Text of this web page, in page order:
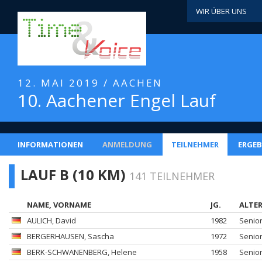
WIR ÜBER UNS
12. MAI 2019 / AACHEN
10. Aachener Engel Lauf
INFORMATIONEN ANMELDUNG TEILNEHMER
LAUF B (10 KM) 141 TEILNEHMER
NAME, VORNAME JG.
AULICH, David 1982
BERGERHAUSEN, Sascha 1972
BERK-SCHWANENBERG, Helene 1958